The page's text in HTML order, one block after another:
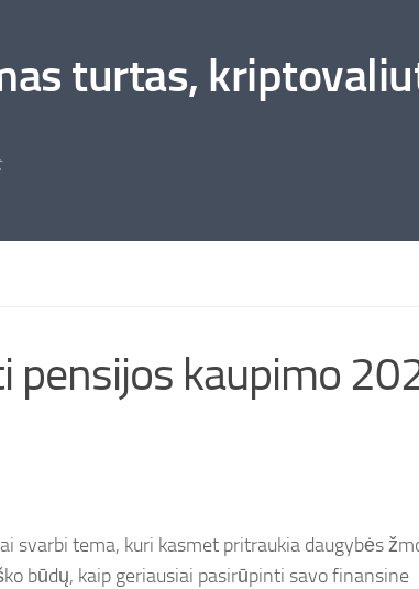
turtas,
pensijos kaupimo
svarbi tema, kuri kasmet pritraukia daugybės
būdų, kaip geriausiai pasirūpinti savo finansine